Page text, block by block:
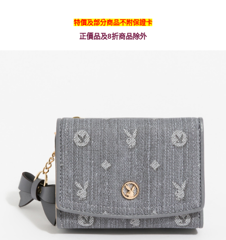
特價及部分商品不附保證卡
正價品及8折商品除外